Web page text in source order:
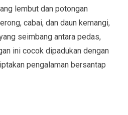
lembut dan potongan
cabai, dan daun kemangi,
seimbang antara pedas,
ini cocok dipadukan dengan
pengalaman bersantap